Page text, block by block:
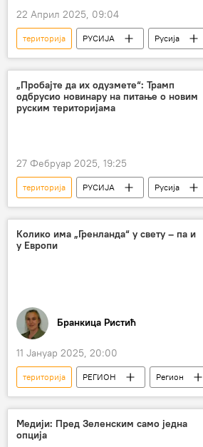
22 Април 2025, 09:04
територија РУСИЈА
Русија
Украјина
руски језик
Александар Јаковенко
„Пробајте да их одузмете“: Трамп
одбрусио новинару на питање о новим
руским територијама
27 Фебруар 2025, 19:25
територија РУСИЈА
Русија
САД
Свет
Специјална војна операција у Украјини – вести
Доналд Трамп
Колико има „Гренланда“ у свету – па и
у Европи
Бранкица Ристић
11 Јануар 2025, 20:00
територија РЕГИОН
Регион
Регион – политика
Свет
Доналд Трамп
претензије
Медији: Пред Зеленским само једна
опција